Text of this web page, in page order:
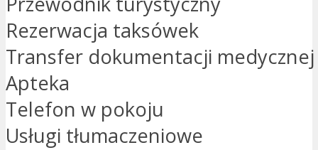
Rezerwacja taksówek
Transfer dokumentacji medycznej
Apteka
Telefon w pokoju
Usługi tłumaczeniowe